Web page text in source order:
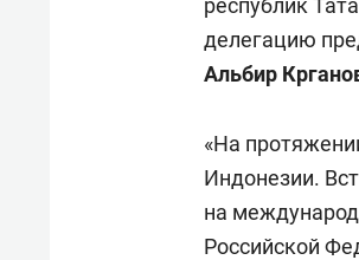
республик
делегацию
Альбир
«На
Индонезии.
на
Российской
Как ГК «МИР ГРУПП» и
создают оазис жилого
комфорта под Казанью